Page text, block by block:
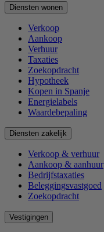
Diensten wonen
Verkoop
Aankoop
Verhuur
Taxaties
Zoekopdracht
Hypotheek
Kopen in Spanje
Energielabels
Waardebepaling
Diensten zakelijk
Verkoop & verhuur
Aankoop & aanhuur
Bedrijfstaxaties
Beleggingsvastgoed
Zoekopdracht
Vestigingen